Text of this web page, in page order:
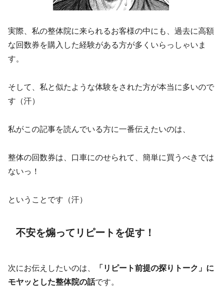
実際、私の整体院に来られるお客様の中にも、過去に高額
な回数券を購入した経験がある方が多くいらっしゃいま
す。
そして、私と似たような体験をされた方が本当に多いので
す（汗）
私がこの記事を読んでいる方に一番伝えたいのは、
整体の回数券は、口車にのせられて、簡単に買うべきでは
ないっ！
ということです（汗）
不安を煽ってリピートを促す！
次にお伝えしたいのは、
「リピート前提の探りトーク」に
モヤッとした整体院の話です。